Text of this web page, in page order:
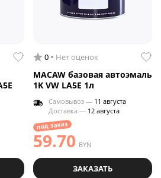
0 Нет оценок
MACAW базовая автоэмаль
1K VW LA5E 1л
Самовывоз — 11 августа
Доставка — 12 августа
под заказ
59.70 BYN
ЗАКАЗАТЬ